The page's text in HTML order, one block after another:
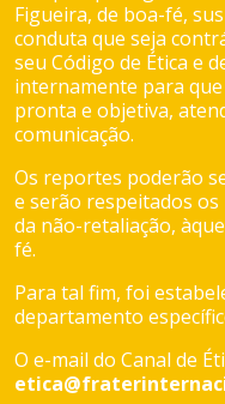
Figueira, de boa-fé,
conduta que seja
seu Código de Ética e
internamente para
pronta e objetiva,
comunicação.
Os reportes poderão
e serão respeitados
da não-retaliação,
fé.
Para tal fim, foi
departamento
O e-mail do Canal de